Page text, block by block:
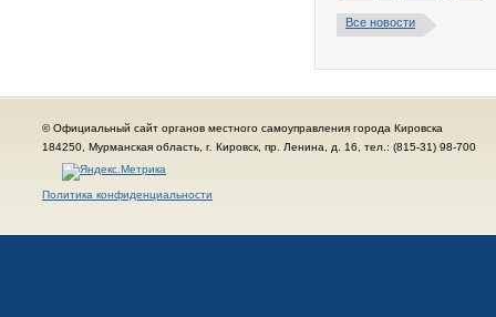
Все новости
© Официальный сайт органов местного самоуправления города Кировска
184250, Мурманская область, г. Кировск, пр. Ленина, д. 16, тел.: (815-31) 98-700
Политика конфиденциальности